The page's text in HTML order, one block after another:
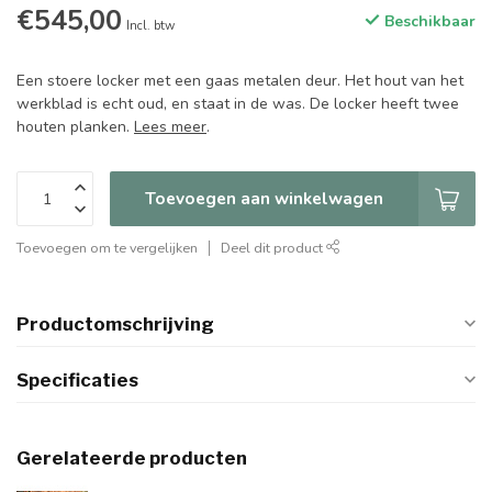
€545,00 Incl. btw Beschikbaar
Een stoere locker met een gaas metalen deur. Het hout van het
werkblad is echt oud, en staat in de was. De locker heeft twee
houten planken. Lees meer.
Toevoegen aan winkelwagen
Toevoegen om te vergelijken Deel dit product
Productomschrijving
Specificaties
Gerelateerde producten